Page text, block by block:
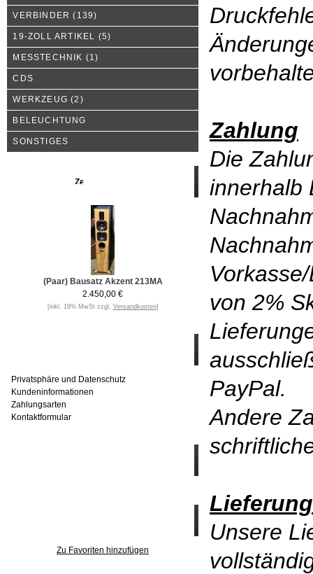
VERBINDER (139)
19-ZOLL ARTIKEL (5)
MESSTECHNIK (1)
CDS
WERKZEUG (2)
BELEUCHTUNG
SONSTIGES
(Paar) Bausatz Akzent 213MA
2.450,00 €
[inkl. 19% MwSt zzgl. Versandkosten]
Privatsphäre und Datenschutz
Kundeninformationen
Zahlungsarten
Kontaktformular
Zu Favoriten hinzufügen
Zahlung
Die
innerhalb
von 2%
PayPal.
Andere
Lieferung
Unsere